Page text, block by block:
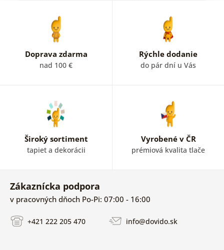
Doprava zdarma
nad 100 €
Rýchle dodanie
do pár dní u Vás
Široký sortiment
tapiet a dekorácii
Vyrobené v ČR
prémiová kvalita tlače
Zákaznícka podpora
v pracovných dňoch Po-Pi: 07:00 - 16:00
+421 222 205 470 info@dovido.sk